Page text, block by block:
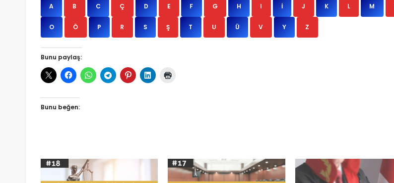
A B C Ç D E F G H I İ J K L M
O Ö P R S Ş T U Ü V Y Z
Bunu paylaş:
Bunu beğen: